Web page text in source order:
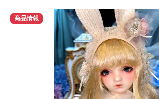
商品情報